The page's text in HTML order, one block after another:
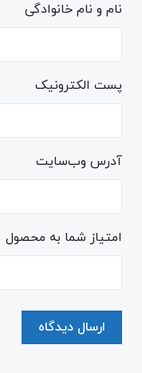
نام و نام خانوادگی
پست الکترونیک
آدرس وب‌سایت
امتیاز شما به محصول
ارسال دیدگاه